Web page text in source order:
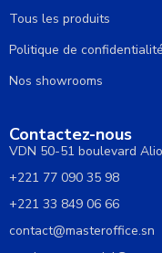
Tous les produits
Politique de confidentialité
Nos showrooms
Contactez-nous
VDN 50-51 boulevard
+221 77 090 35 98
+221 33 849 06 66
contact@masteroffice.sn